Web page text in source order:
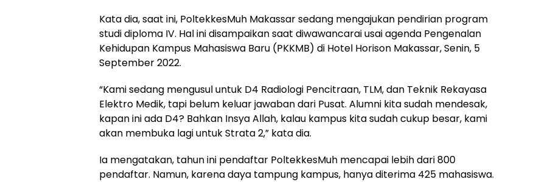
Kata dia, saat ini, PoltekkesMuh Makassar sedang mengajukan pendirian program
studi diploma IV. Hal ini disampaikan saat diwawancarai usai agenda Pengenalan
Kehidupan Kampus Mahasiswa Baru (PKKMB) di Hotel Horison Makassar, Senin, 5
September 2022.
“Kami sedang mengusul untuk D4 Radiologi Pencitraan, TLM, dan Teknik Rekayasa
Elektro Medik, tapi belum keluar jawaban dari Pusat. Alumni kita sudah mendesak,
kapan ini ada D4? Bahkan Insya Allah, kalau kampus kita sudah cukup besar, kami
akan membuka lagi untuk Strata 2,” kata dia.
Ia mengatakan, tahun ini pendaftar PoltekkesMuh mencapai lebih dari 800
pendaftar. Namun, karena daya tampung kampus, hanya diterima 425 mahasiswa.